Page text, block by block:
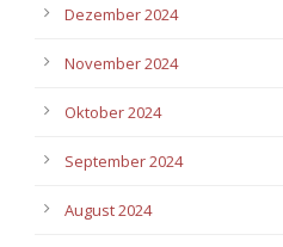
Dezember 2024
November 2024
Oktober 2024
September 2024
August 2024